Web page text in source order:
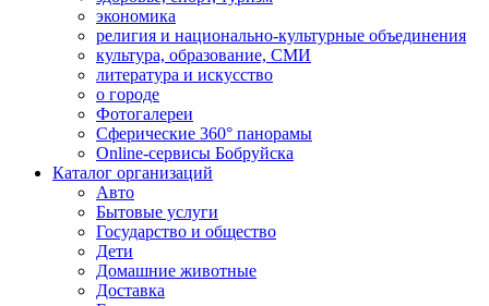
экономика
религия и национально-культурные объединения
культура, образование, СМИ
литература и искусство
о городе
Фотогалереи
Сферические 360° панорамы
Online-сервисы Бобруйска
Каталог организаций
Авто
Бытовые услуги
Государство и общество
Дети
Домашние животные
Доставка